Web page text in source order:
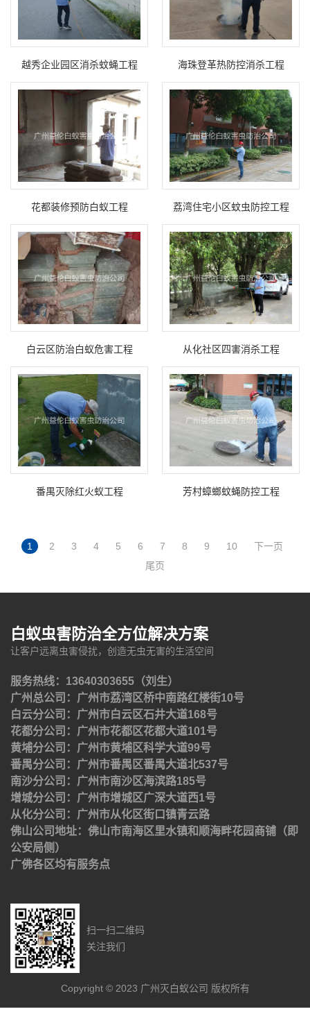
越秀企业园区消杀蚊蝇工程 海珠登革热防控消杀工程
花都装修预防白蚁工程 荔湾住宅小区蚊虫防控工程
白云区防治白蚁危害工程 从化社区四害消杀工程
番禺灭除红火蚁工程 芳村蟑螂蚊蝇防控工程
1 2 3 4 5 6 7 8 9 10
下一页
尾页
白蚁虫害防治全方位解决方案
让客户远离虫害侵扰，创造无虫无害的生活空间
服务热线：13640303655（刘生）
广州总公司：广州市荔湾区桥中南路红楼街10号
白云分公司：广州市白云区石井大道168号
花都分公司：广州市花都区花都大道101号
黄埔分公司：广州市黄埔区科学大道99号
番禺分公司：广州市番禺区番禺大道北537号
南沙分公司：广州市南沙区海滨路185号
增城分公司：广州市增城区广深大道西1号
从化分公司：广州市从化区街口镇青云路
佛山公司地址：佛山市南海区里水镇和顺海畔花园商铺（即
公安局侧）
广佛各区均有服务点
扫一扫二维码
关注我们
Copyright © 2023 广州灭白蚁公司 版权所有